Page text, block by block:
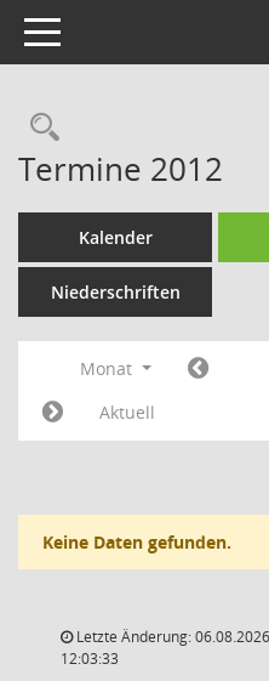
Toggle navigation
Termine 2012
Kalender
Niederschriften
Monat
Aktuell
Keine Daten gefunden.
Letzte Änderung: 06.08.2026
12:03:33